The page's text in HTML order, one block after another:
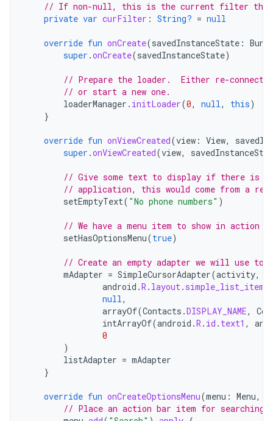
// If non-null, this is the current filter the
private var curFilter : String? = null
override fun onCreate(savedInstanceState :
super .onCreate(savedInstanceState)
// Prepare the loader.  Either re-connect
// or start a new one.
loaderManager . initLoader(0, null, this)
}
override fun onViewCreated(view : View,
super .onViewCreated(view,
// Give some text to display if there is
// application, this would come from a
setEmptyText( "No phone numbers" )
// We have a menu item to show in action
setHasOptionsMenu(true)
// Create an empty adapter we will use to
mAdapter = SimpleCursorAdapter(activity,
android .R . layout.
null,
arrayOf(Contacts .DISPLAY_NAME,
intArrayOf(android .R . id . text1 ,
0
)
listAdapter = mAdapter
}
override fun onCreateOptionsMenu(menu : Menu,
// Place an action bar item for searching.